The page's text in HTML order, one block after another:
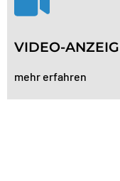
VIDEO-
mehr erfahren
Ob Fahrzeug-
schaut.